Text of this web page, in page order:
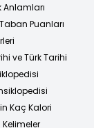
Anlamları
Puanları
ve Türk Tarihi
Kaç Kalori
Kelimeler